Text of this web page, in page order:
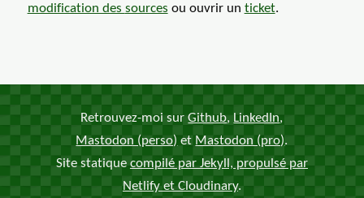
modification des sources ou ouvrir un ticket.
Retrouvez-moi surGithub, LinkedIn,
Mastodon (perso) et Mastodon (pro).
Site statique compilé par Jekyll, propulsé par
Netlify et Cloudinary.